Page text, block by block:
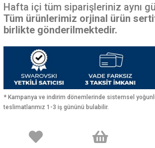
Hafta içi tüm siparişleriniz aynı
Tüm ürünlerimiz orjinal ürün
birlikte gönderilmektedir.
* Kampanya ve indirim dönemlerinde sistemsel
teslimatlarımız 1-3 iş gününü bulabilir.